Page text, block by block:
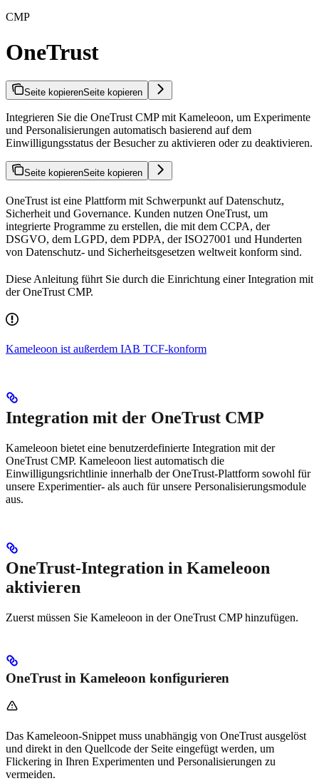
CMP
OneTrust
Seite kopierenSeite kopieren
Integrieren Sie die OneTrust CMP mit Kameleoon, um Experimente
und Personalisierungen automatisch basierend auf dem
Einwilligungsstatus der Besucher zu aktivieren oder zu deaktivieren.
Seite kopierenSeite kopieren
OneTrust ist eine Plattform mit Schwerpunkt auf Datenschutz,
Sicherheit und Governance. Kunden nutzen OneTrust, um
integrierte Programme zu erstellen, die mit dem CCPA, der
DSGVO, dem LGPD, dem PDPA, der ISO27001 und Hunderten
von Datenschutz- und Sicherheitsgesetzen weltweit konform sind.
Diese Anleitung führt Sie durch die Einrichtung einer Integration mit
der OneTrust CMP.
Kameleoon ist außerdem IAB TCF-konform
Integration mit der OneTrust CMP
Kameleoon bietet eine benutzerdefinierte Integration mit der
OneTrust CMP. Kameleoon liest automatisch die
Einwilligungsrichtlinie innerhalb der OneTrust-Plattform sowohl für
unsere Experimentier- als auch für unsere Personalisierungsmodule
aus.
OneTrust-Integration in Kameleoon
aktivieren
Zuerst müssen Sie Kameleoon in der OneTrust CMP hinzufügen.
OneTrust in Kameleoon konfigurieren
Das Kameleoon-Snippet muss unabhängig von OneTrust ausgelöst
und direkt in den Quellcode der Seite eingefügt werden, um
Flickering in Ihren Experimenten und Personalisierungen zu
vermeiden.